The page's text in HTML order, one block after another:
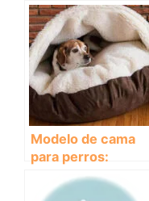
Modelo de cama
para perros:
¿cómo elegir la
mejor?